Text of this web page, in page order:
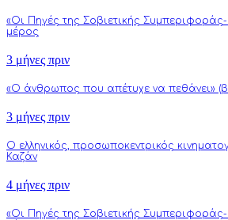
«Οι Πηγές της Σοβιετικής Συμπεριφοράς-
μέρος
3 μήνες πριν
«Ο άνθρωπος που απέτυχε να πεθάνει»
3 μήνες πριν
Ο ελληνικός, προσωποκεντρικός
Καζάν
4 μήνες πριν
«Οι Πηγές της Σοβιετικής Συμπεριφοράς-